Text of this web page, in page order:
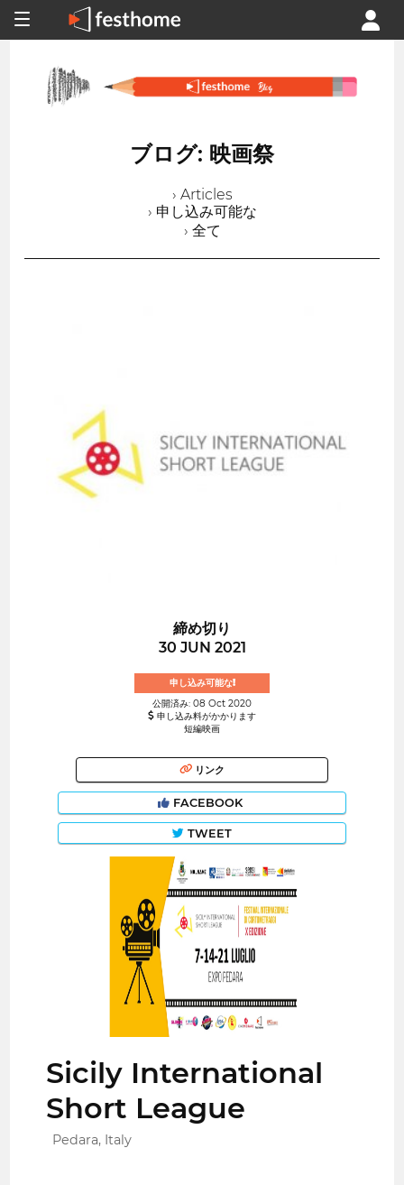
ブログ: 映画祭
› Articles
› 申し込み可能な
› 全て
締め切り
30 JUN 2021
申し込み可能な!
公開済み: 08 Oct 2020
申し込み料がかかります
短編映画
リンク
FACEBOOK
TWEET
Sicily International
Short League
Pedara, Italy